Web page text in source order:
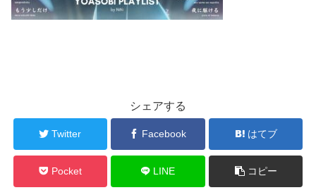
シェアする
Twitter Facebook はてブ
Pocket LINE コピー